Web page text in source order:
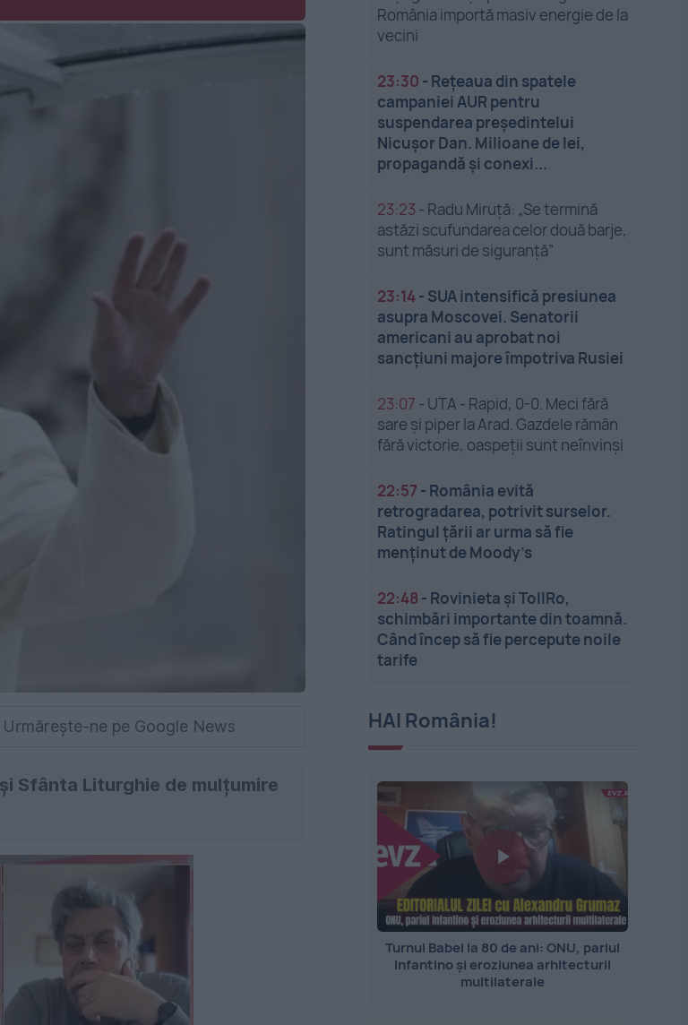
Urmărește-ne pe Google News
Sfânta Liturghie de mulțumire
România importă masiv energie de la
vecini
23:30 - Rețeaua din spatele
campaniei AUR pentru
suspendarea președintelui
Nicușor Dan. Milioane de lei,
propagandă și conexi...
23:23 - Radu Miruță: „Se termină
astăzi scufundarea celor două barje,
sunt măsuri de siguranţă”
23:14- SUA intensifică presiunea
asupra Moscovei. Senatorii
americani au aprobat noi
sancțiuni majore împotriva Rusiei
23:07 - UTA - Rapid, 0-0. Meci fără
sare și piper la Arad. Gazdele rămân
fără victorie, oaspeții sunt neînvinși
22:57 - România evită
retrogradarea, potrivit surselor.
Ratingul țării ar urma să fie
menținut de Moody’s
22:48 - Rovinieta și TollRo,
schimbări importante din toamnă.
Când încep să fie percepute noile
tarife
HAI România!
Turnul Babel la 80 de ani: ONU, pariul
Infantino și eroziunea arhitecturii
multilaterale